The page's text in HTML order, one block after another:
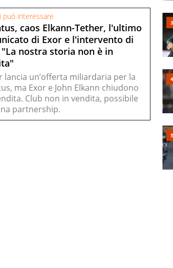
può interessare
caos Elkann-Tether, l'ultimo
di Exor e l'intervento di
"La nostra storia non è in
lancia un’offerta miliardaria per la
ma Exor e John Elkann chiudono
Club non in vendita, possibile
partnership.